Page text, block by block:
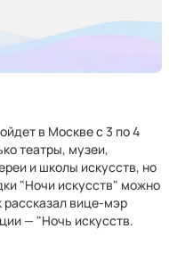
в Москве с 3 по 4
театры, музеи,
и школы искусств, но
"Ночи искусств" можно
рассказал вице-мэр
— "Ночь искусств.